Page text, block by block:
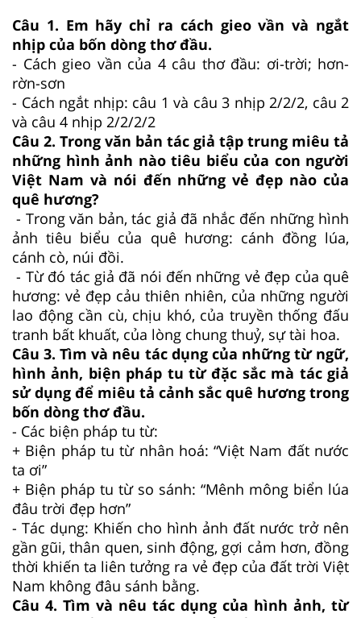
Câu 1. Em hãy chỉ ra cách gieo vần và ngắt
nhịp của bốn dòng thơ đầu.
- Cách gieo vần của 4 câu thơ đầu: ơi-trời; hơn-
rờn-sơn
- Cách ngắt nhịp: câu 1 và câu 3 nhịp 2/2/2, câu 2
và câu 4 nhịp 2/2/2/2
Câu 2. Trong văn bản tác giả tập trung miêu tả
những hình ảnh nào tiêu biểu của con người
Việt Nam và nói đến những vẻ đẹp nào của
quê hương?
- Trong văn bản, tác giả đã nhắc đến những hình
ảnh tiêu biểu của quê hương: cánh đồng lúa,
cánh cò, núi đồi.
- Từ đó tác giả đã nói đến những vẻ đẹp của quê
hương: vẻ đẹp cảu thiên nhiên, của những người
lao động cần cù, chịu khó, của truyền thống đấu
tranh bất khuất, của lòng chung thuỷ, sự tài hoa.
Câu 3. Tìm và nêu tác dụng của những từ ngữ,
hình ảnh, biện pháp tu từ đặc sắc mà tác giả
sử dụng để miêu tả cảnh sắc quê hương trong
bốn dòng thơ đầu.
- Các biện pháp tu từ:
+ Biện pháp tu từ nhân hoá: “Việt Nam đất nước
ta ơi”
+ Biện pháp tu từ so sánh: “Mênh mông biển lúa
đâu trời đẹp hơn”
- Tác dụng: Khiến cho hình ảnh đất nước trở nên
gần gũi, thân quen, sinh động, gợi cảm hơn, đồng
thời khiến ta liên tưởng ra vẻ đẹp của đất trời Việt
Nam không đâu sánh bằng.
Câu 4. Tìm và nêu tác dụng của hình ảnh, từ